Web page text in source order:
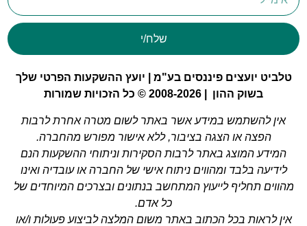
שלח/י
טלביט יועצים פיננסים בע"מ | יועץ ההשקעות הפרטי שלך
בשוק ההון | 2008-2026 © כל הזכויות שמורות
אין להשתמש במידע אשר באתר לשום מטרה אחרת לרבות
הפצה או הצגה בציבור, ללא אישור מפורש מהחברה.
המידע המוצג באתר לרבות הסקירות וניתוחי ההשקעות הנם
לידיעה בלבד ומהווים ניתוח אישי של החברה או עובדיה ואינו
מהווים תחליף לייעוץ המתחשב בנתונים ובצרכים המיוחדים של
כל אדם.
אין לראות בכל הכתוב באתר משום המלצה לביצוע פעולות ו/או